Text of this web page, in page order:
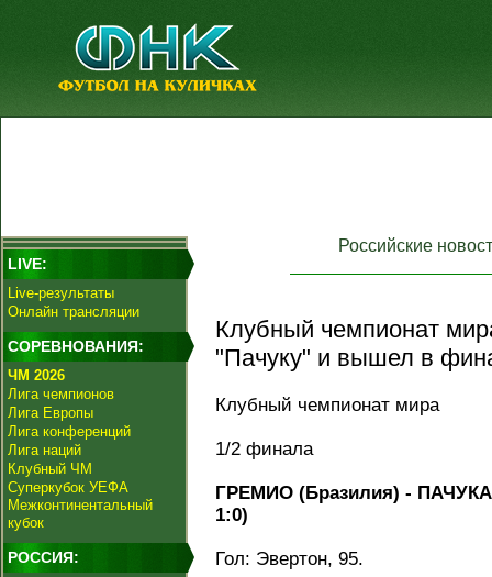
LIVE:
Live-результаты
Онлайн трансляции
СОРЕВНОВАНИЯ:
ЧМ 2026
Лига чемпионов
Лига Европы
Лига конференций
Лига наций
Клубный ЧМ
Суперкубок УЕФА
Межконтинентальный
кубок
РОССИЯ:
Российские
Клубный чемпионат
"Пачуку" и вышел в
Клубный чемпионат мира
1/2 финала
ГРЕМИО (Бразилия) - ПАЧУКА
1:0)
Гол: Эвертон, 95.